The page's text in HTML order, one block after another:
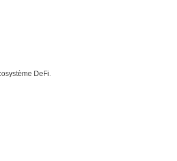
DeFi.